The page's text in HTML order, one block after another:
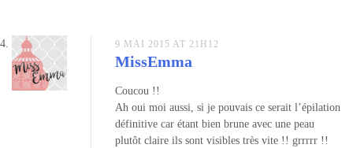
9 MAI 2015 AT 21H12
MissEmma
Coucou !!
Ah oui moi aussi, si je pouvais ce serait l’épilation
définitive car étant bien brune avec une peau
plutôt claire ils sont visibles très vite !! grrrrr !!